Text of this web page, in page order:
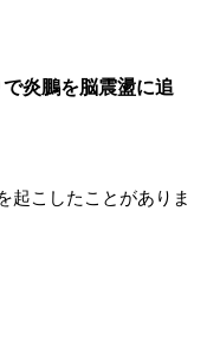
炎鵬を脳震盪に追
起こしたことがありま